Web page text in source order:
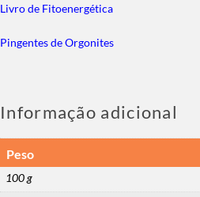
Livro de Fitoenergética
Pingentes de Orgonites
Informação adicional
Peso
100 g